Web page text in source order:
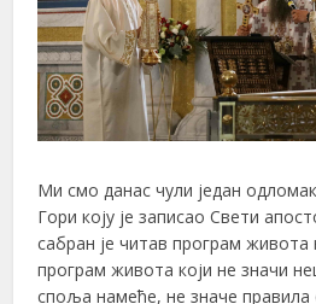
Ми смо данас чули један
Гори коју је записао Свети
сабран је читав програм живота
програм живота који не значи
споља намеће, не значе правила